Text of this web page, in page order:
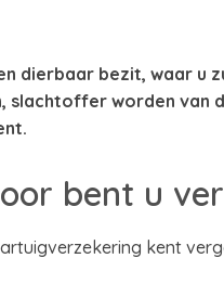
dierbaar bezit, waar u
slachtoffer worden van
bent u
kent